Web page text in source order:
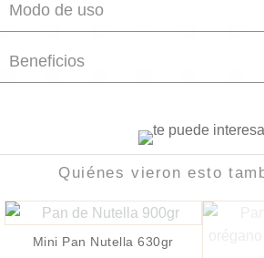
Modo de uso
Beneficios
Quiénes vieron esto
Mini Pan Nutella 630gr